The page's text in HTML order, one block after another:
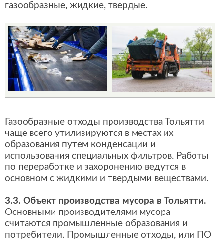
газообразные, жидкие, твердые.
Газообразные отходы производства Тольятти
чаще всего утилизируются в местах их
образования путем конденсации и
использования специальных фильтров. Работы
по переработке и захоронению ведутся в
основном с жидкими и твердыми веществами.
3.3. Объект производства мусора в Тольятти.
Основными производителями мусора
считаются промышленные образования и
потребители. Промышленные отходы, или ПО